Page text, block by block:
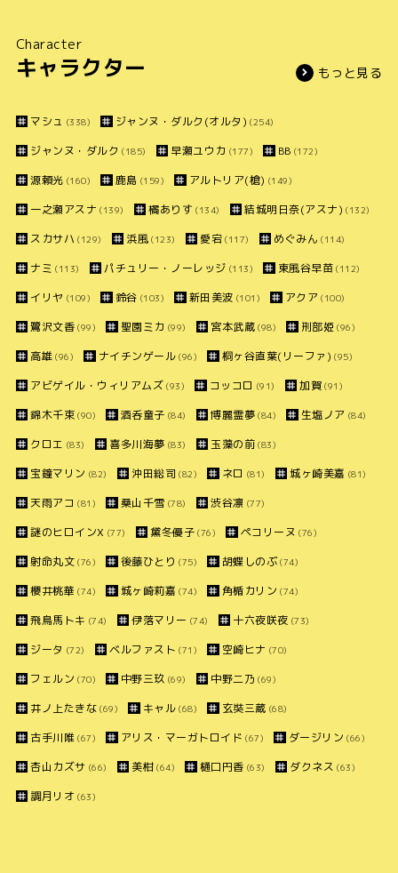
Character
キャラクター もっと見る
マシュ (338) ジャンヌ・ダルク(オルタ) (254)
ジャンヌ・ダルク (185) 早瀬ユウカ (177) BB (172)
源頼光 (160) 鹿島 (159) アルトリア(槍) (149)
一之瀬アスナ (139) 橘ありす (134) 結城明日奈(アスナ) (132)
スカサハ (129) 浜風 (123) 愛宕 (117) めぐみん (114)
ナミ (113) パチュリー・ノーレッジ (113) 東風谷早苗 (112)
イリヤ (109) 鈴谷 (103) 新田美波 (101) アクア (100)
鷺沢文香 (99) 聖園ミカ (99) 宮本武蔵 (98) 刑部姫 (96)
高雄 (96) ナイチンゲール (96) 桐ヶ谷直葉(リーファ) (95)
アビゲイル・ウィリアムズ (93) コッコロ (91) 加賀 (91)
錦木千束 (90) 酒呑童子 (84) 博麗霊夢 (84) 生塩ノア (84)
クロエ (83) 喜多川海夢 (83) 玉藻の前 (83)
宝鐘マリン (82) 沖田総司 (82) ネロ (81) 城ヶ崎美嘉 (81)
天雨アコ (81) 桑山千雪 (78) 渋谷凛 (77)
謎のヒロインX (77) 黛冬優子 (76) ペコリーヌ (76)
射命丸文 (76) 後藤ひとり (75) 胡蝶しのぶ(74)
櫻井桃華 (74) 城ヶ崎莉嘉 (74) 角楯カリン (74)
飛鳥馬トキ (74) 伊落マリー (74) 十六夜咲夜 (73)
ジータ (72) ベルファスト (71) 空崎ヒナ (70)
フェルン (70) 中野三玖 (69) 中野二乃 (69)
井ノ上たきな (69) キャル (68) 玄奘三蔵 (68)
古手川唯 (67) アリス・マーガトロイド (67) ダージリン (66)
杏山カズサ (66) 美柑 (64) 樋口円香 (63) ダクネス (63)
調月リオ (63)